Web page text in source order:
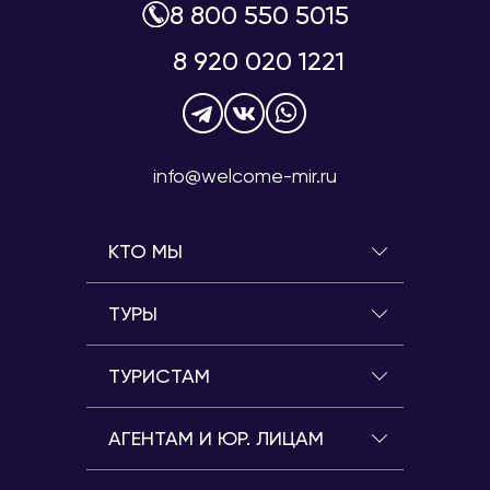
8 800 550 5015
8 920 020 1221
info@welcome-mir.ru
КТО МЫ
ТУРЫ
ТУРИСТАМ
АГЕНТАМ И ЮР. ЛИЦАМ